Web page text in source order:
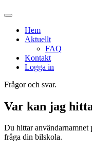
Hem
Aktuellt
FAQ
Kontakt
Logga in
Frågor och svar.
Var kan jag
Du hittar
fråga din bilskola.